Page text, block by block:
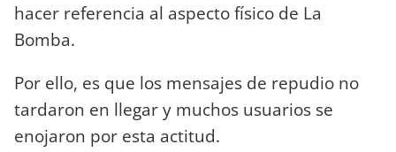
hacer referencia al aspecto físico de La
Bomba.
Por ello, es que los mensajes de repudio no
tardaron en llegar y muchos usuarios se
enojaron por esta actitud.